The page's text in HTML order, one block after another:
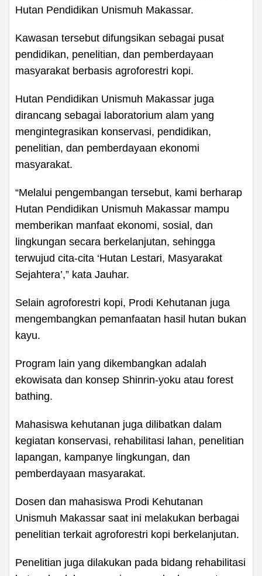
Hutan Pendidikan Unismuh Makassar.
Kawasan tersebut difungsikan sebagai pusat
pendidikan, penelitian, dan pemberdayaan
masyarakat berbasis agroforestri kopi.
Hutan Pendidikan Unismuh Makassar juga
dirancang sebagai laboratorium alam yang
mengintegrasikan konservasi, pendidikan,
penelitian, dan pemberdayaan ekonomi
masyarakat.
“Melalui pengembangan tersebut, kami berharap
Hutan Pendidikan Unismuh Makassar mampu
memberikan manfaat ekonomi, sosial, dan
lingkungan secara berkelanjutan, sehingga
terwujud cita-cita ‘Hutan Lestari, Masyarakat
Sejahtera’,” kata Jauhar.
Selain agroforestri kopi, Prodi Kehutanan juga
mengembangkan pemanfaatan hasil hutan bukan
kayu.
Program lain yang dikembangkan adalah
ekowisata dan konsep Shinrin-yoku atau forest
bathing.
Mahasiswa kehutanan juga dilibatkan dalam
kegiatan konservasi, rehabilitasi lahan, penelitian
lapangan, kampanye lingkungan, dan
pemberdayaan masyarakat.
Dosen dan mahasiswa Prodi Kehutanan
Unismuh Makassar saat ini melakukan berbagai
penelitian terkait agroforestri kopi berkelanjutan.
Penelitian juga dilakukan pada bidang rehabilitasi